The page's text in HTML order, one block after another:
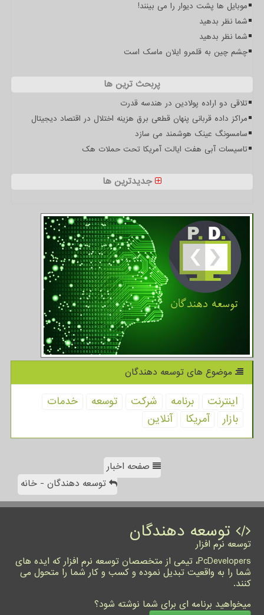
موبایل ها پشت دیوار را می بینند!
شما نظر بدهید
شما نظر بدهید
چشم چین به قلمرو ایلان ماسک است
پربحث ترین ها
تلاقی دو اراده پولادین در هندسه قدرت
مراکز داده قربانی پنهان قطعی برق هزینه اختلال در اقتصاد دیجیتال
سامسونگ عینک هوشمند می سازد
تاسیسات آبی هفت ایالت آمریکا تحت حملات هک
جدیدترین ها
موضوع های توسعه دهندگان
اینترنت برنامه شركت توسعه
خدمات
بازار
آمریكا آنلاین
صفحه اخبار
توسعه دهندگان - خانه
توسعه دهندگان
توسعه نرم افزار
PcDevelopers، تیمی از متخصصان توسعه نرم افزار که ایده های
شما را به واقعیت تبدیل نموده و کسب و کار شما را متحول می
کنند.
میخواهید برنامه ای برای شما نوشته شود؟